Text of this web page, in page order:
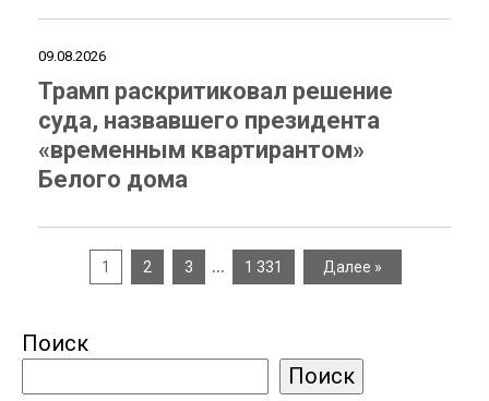
09.08.2026
Трамп раскритиковал решение
суда, назвавшего президента
«временным квартирантом»
Белого дома
1 2 3 … 1 331 Далее »
Поиск
Поиск